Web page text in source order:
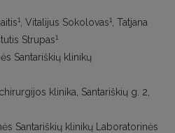
1 , Vitalijus Sokolovas1
, Tatjana
Strupas1
Santariškių klinikų
klinika, Santariškių g. 2,
Santariškių klinikų Laboratorinės